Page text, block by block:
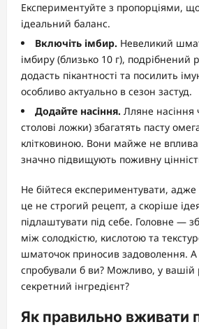
Експериментуйте з пропорціями,
ідеальний баланс.
Включіть імбир. Невеликий
імбиру (близько 10 г), подрібнений
додасть пікантності та посилить
особливо актуально в сезон застуд.
Додайте насіння. Лляне насіння
столові ложки) збагатять пасту
клітковиною. Вони майже не
значно підвищують поживну
Не бійтеся експериментувати,
це не строгий рецепт, а скоріше
підлаштувати під себе. Головне —
між солодкістю, кислотою та
шматочок приносив задоволення. А
спробували б ви? Можливо, у вашій
секретний інгредієнт?
Як правильно вживати